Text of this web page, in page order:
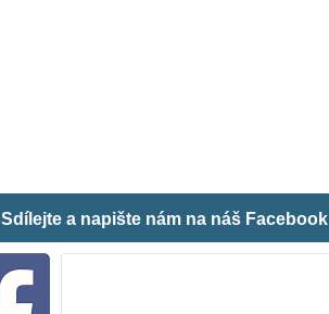
Sdílejte a napište nám na náš Facebook